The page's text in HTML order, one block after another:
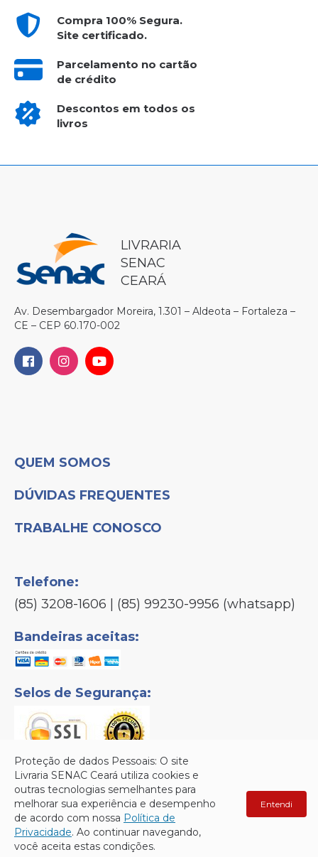
Compra 100% Segura.
Site certificado.
Parcelamento no cartão
de crédito
Descontos em todos os
livros
LIVRARIA
SENAC
CEARÁ
Av. Desembargador Moreira, 1.301 – Aldeota – Fortaleza –
CE – CEP 60.170-002
QUEM SOMOS
DÚVIDAS FREQUENTES
TRABALHE CONOSCO
Telefone:
(85) 3208-1606 | (85) 99230-9956 (whatsapp)
Bandeiras aceitas:
Selos de Segurança:
Senac © Copyright 2026 - Todos os direitos reservados.
Proteção de dados Pessoais: O site
Livraria SENAC Ceará utiliza cookies e
outras tecnologias semelhantes para
melhorar sua experiência e desempenho
de acordo com nossa Política de
Privacidade. Ao continuar navegando,
você aceita estas condições.
Entendi